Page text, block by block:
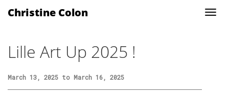
Christine Colon
Lille Art Up 2025 !
March 13, 2025 to March 16, 2025